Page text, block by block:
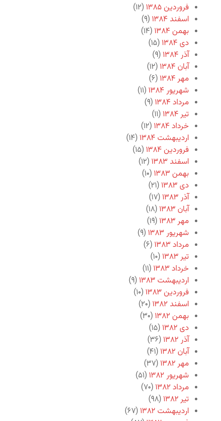
فروردین ۱۳۸۵
(۱۲)
اسفند ۱۳۸۴
(۹)
بهمن ۱۳۸۴
(۱۴)
دی ۱۳۸۴
(۱۵)
آذر ۱۳۸۴
(۹)
آبان ۱۳۸۴
(۱۲)
مهر ۱۳۸۴
(۶)
شهریور ۱۳۸۴
(۱۱)
مرداد ۱۳۸۴
(۹)
تیر ۱۳۸۴
(۱۱)
خرداد ۱۳۸۴
(۱۲)
اردیبهشت ۱۳۸۴
(۱۴)
فروردین ۱۳۸۴
(۱۵)
اسفند ۱۳۸۳
(۱۲)
بهمن ۱۳۸۳
(۱۰)
دی ۱۳۸۳
(۲۱)
آذر ۱۳۸۳
(۱۷)
آبان ۱۳۸۳
(۱۸)
مهر ۱۳۸۳
(۱۹)
شهریور ۱۳۸۳
(۹)
مرداد ۱۳۸۳
(۶)
تیر ۱۳۸۳
(۱۰)
خرداد ۱۳۸۳
(۱۱)
اردیبهشت ۱۳۸۳
(۹)
فروردین ۱۳۸۳
(۱۰)
اسفند ۱۳۸۲
(۲۰)
بهمن ۱۳۸۲
(۳۰)
دی ۱۳۸۲
(۱۵)
آذر ۱۳۸۲
(۳۶)
آبان ۱۳۸۲
(۴۱)
مهر ۱۳۸۲
(۳۷)
شهریور ۱۳۸۲
(۵۱)
مرداد ۱۳۸۲
(۷۰)
تیر ۱۳۸۲
(۹۸)
اردیبهشت ۱۳۸۲
(۶۷)